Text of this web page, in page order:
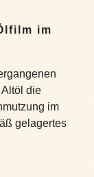
im
die
im
gelagertes